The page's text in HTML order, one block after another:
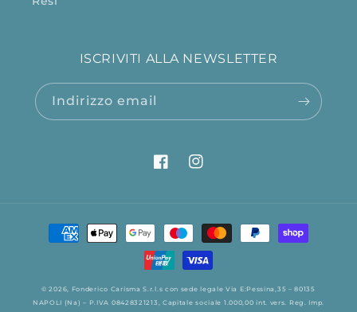
ISCRIVITI ALLA NEWSLETTER
Indirizzo email
FacebookInstagram
Metodi
© 2026, Fonderico Carisma S.r.l.s con sede legale Via E:Pessina,35 – 80135
NAPOLI (Na) – P.IVA 08428321213, Capitale sociale 1.000,00 int. vers. Reg. Imp.